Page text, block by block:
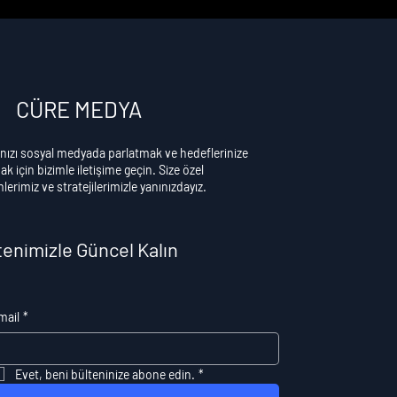
CÜRE MEDYA
sosyal medyada parlatmak ve hedeflerinize
için bizimle iletişime geçin. Size özel
ve stratejilerimizle yanınızdayız.
Güncel Kalın
*
Evet, beni bülteninize abone edin. *